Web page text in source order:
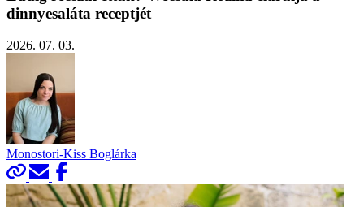
dinnyesaláta receptjét
2026. 07. 03.
Monostori-Kiss Boglárka